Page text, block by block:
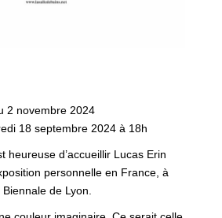
2 novembre 2024
18 septembre 2024 à 18h
heureuse d’accueillir Lucas Erin
personnelle en France, à
de Lyon.